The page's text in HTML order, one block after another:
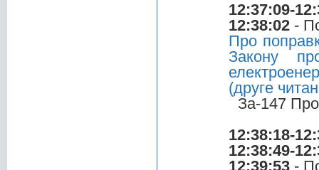
12:37:09-
12:38:02 -
Про
Закону
(друге
За-147
12:38:18-
12:38:49-
12:39:53 -